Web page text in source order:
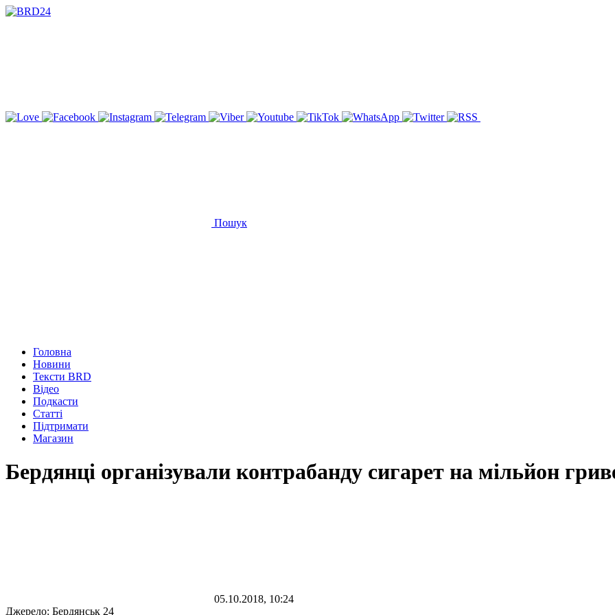
Пошук
Головна
Новини
Тексти BRD
Відео
Подкасти
Статті
Підтримати
Магазин
Бердянці організували контрабанду сигарет на мільйон
05.10.2018, 10:24
Джерело: Бердянськ 24